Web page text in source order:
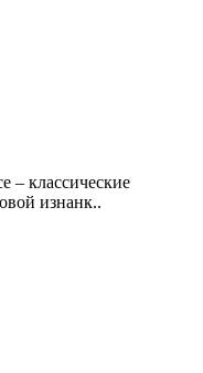
– классические
изнанк..